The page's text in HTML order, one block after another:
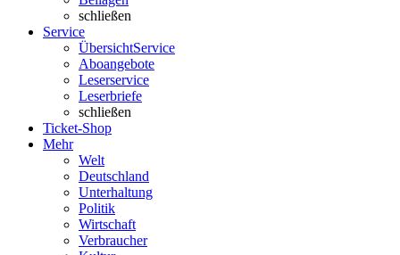
schließen
Service
ÜbersichtService
Aboangebote
Leserservice
Leserbriefe
schließen
Ticket-Shop
Mehr
Welt
Deutschland
Unterhaltung
Politik
Wirtschaft
Verbraucher